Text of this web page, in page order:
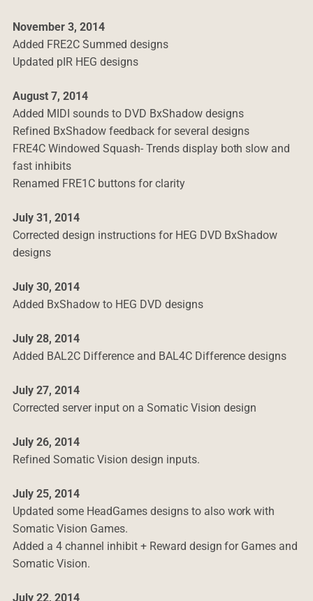
November 3, 2014
Added FRE2C Summed designs
Updated pIR HEG designs
August 7, 2014
Added MIDI sounds to DVD BxShadow designs
Refined BxShadow feedback for several designs
FRE4C Windowed Squash- Trends display both slow and
fast inhibits
Renamed FRE1C buttons for clarity
July 31, 2014
Corrected design instructions for HEG DVD BxShadow
designs
July 30, 2014
Added BxShadow to HEG DVD designs
July 28, 2014
Added BAL2C Difference and BAL4C Difference designs
July 27, 2014
Corrected server input on a Somatic Vision design
July 26, 2014
Refined Somatic Vision design inputs.
July 25, 2014
Updated some HeadGames designs to also work with
Somatic Vision Games.
Added a 4 channel inhibit + Reward design for Games and
Somatic Vision.
July 22, 2014